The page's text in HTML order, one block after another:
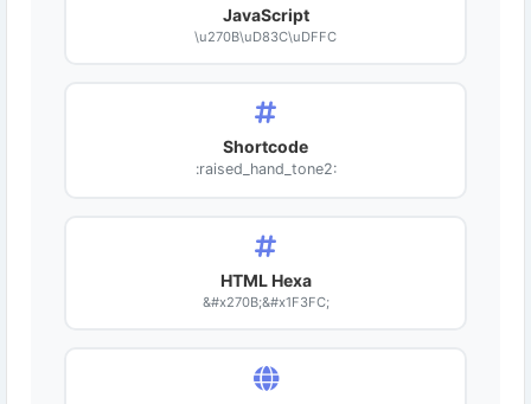
JavaScript
\u270B\uD83C\uDFFC
Shortcode
:raised_hand_tone2:
HTML Hexa
&#x270B;&#x1F3FC;